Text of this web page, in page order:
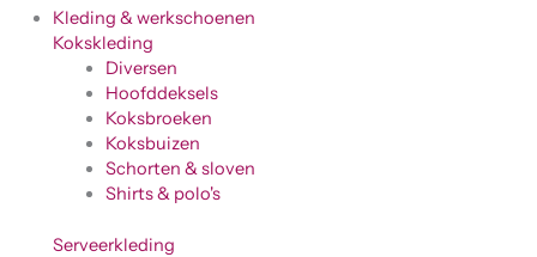
Kleding & werkschoenen
Kokskleding
Diversen
Hoofddeksels
Koksbroeken
Koksbuizen
Schorten & sloven
Shirts & polo's
Serveerkleding